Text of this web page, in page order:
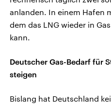
anlanden. In einem Hafen
dem das LNG wieder in
kann.
Deutscher Gas-Bedarf für
steigen
Bislang hat Deutschland